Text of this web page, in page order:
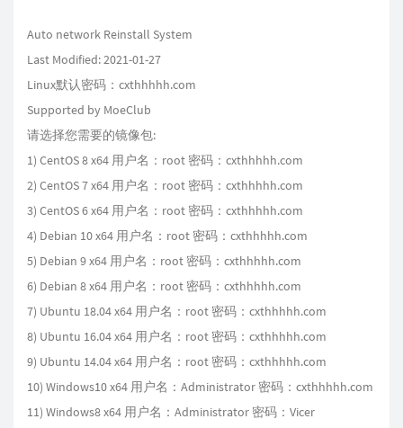
Auto network Reinstall System
Last Modified: 2021-01-27
Linux默认密码：cxthhhhh.com
Supported by MoeClub
请选择您需要的镜像包:
1) CentOS 8 x64 用户名：root 密码：cxthhhhh.com
2) CentOS 7 x64 用户名：root 密码：cxthhhhh.com
3) CentOS 6 x64 用户名：root 密码：cxthhhhh.com
4) Debian 10 x64 用户名：root 密码：cxthhhhh.com
5) Debian 9 x64 用户名：root 密码：cxthhhhh.com
6) Debian 8 x64 用户名：root 密码：cxthhhhh.com
7) Ubuntu 18.04 x64 用户名：root 密码：cxthhhhh.com
8) Ubuntu 16.04 x64 用户名：root 密码：cxthhhhh.com
9) Ubuntu 14.04 x64 用户名：root 密码：cxthhhhh.com
10) Windows10 x64 用户名：Administrator 密码：cxthhhhh.com
11) Windows8 x64 用户名：Administrator 密码：Vicer